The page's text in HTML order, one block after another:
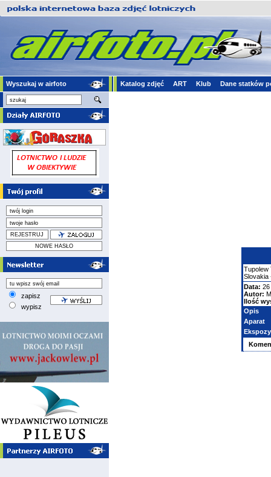
Wyszukaj w airfoto Katalog zdjęć ART Klub Dane statków
zapisz
wypisz
Tupolew
Slovakia
Data: 26
Autor:
Ilość
Opis
Aparat